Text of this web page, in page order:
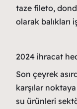
taze fileto,
olarak balıkları
2024 ihracat
Son çeyrek
karşılar
su ürünleri